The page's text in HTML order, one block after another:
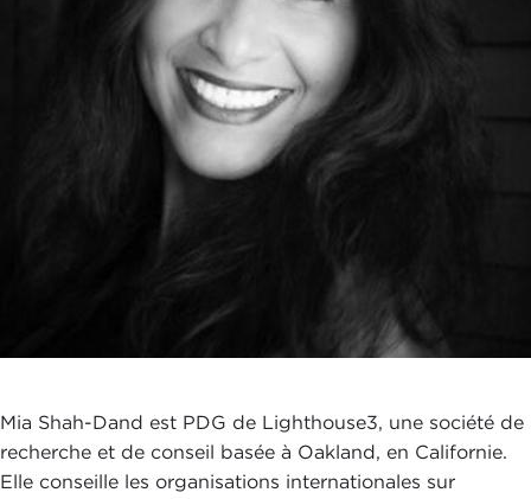
Mia Shah-Dand est PDG de Lighthouse3, une société de
recherche et de conseil basée à Oakland, en Californie.
Elle conseille les organisations internationales sur